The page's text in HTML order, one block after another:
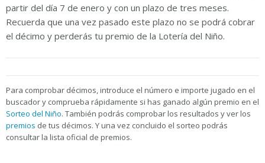
partir del día 7 de enero y con un plazo de tres meses.
Recuerda que una vez pasado este plazo no se podrá cobrar
el décimo y perderás tu premio de la Lotería del Niño.
Para comprobar décimos, introduce el número e importe jugado en el
buscador y comprueba rápidamente si has ganado algún premio en el
Sorteo del Niño. También podrás comprobar los resultados y ver los
premios de tus décimos. Y una vez concluido el sorteo podrás
consultar la lista oficial de premios.